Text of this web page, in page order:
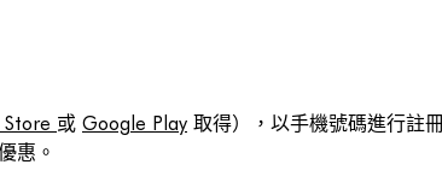
或 Google Play 取得），以手機號碼進行註
惠。